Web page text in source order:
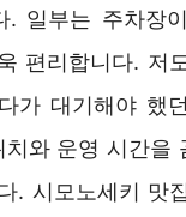
. 일부는 주차장
편리합니다. 저
가 대기해야 했
와 운영 시간을
. 시모노세키 맛